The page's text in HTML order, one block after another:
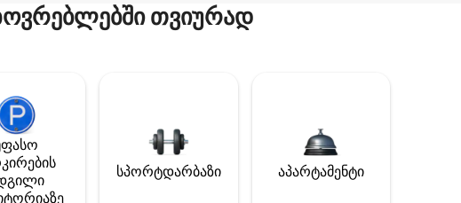
თვიურად
სპორტდარბაზი აპარტამენტი